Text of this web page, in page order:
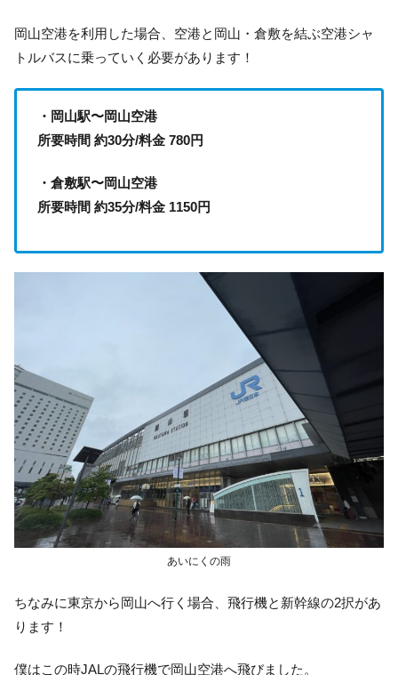
岡山空港を利用した場合、空港と岡山・倉敷を結ぶ空港シャ
トルバスに乗っていく必要があります！
・岡山駅〜岡山空港
所要時間 約30分/料金 780円
・倉敷駅〜岡山空港
所要時間 約35分/料金 1150円
あいにくの雨
ちなみに東京から岡山へ行く場合、飛行機と新幹線の2択があ
ります！
僕はこの時JALの飛行機で岡山空港へ飛びました。